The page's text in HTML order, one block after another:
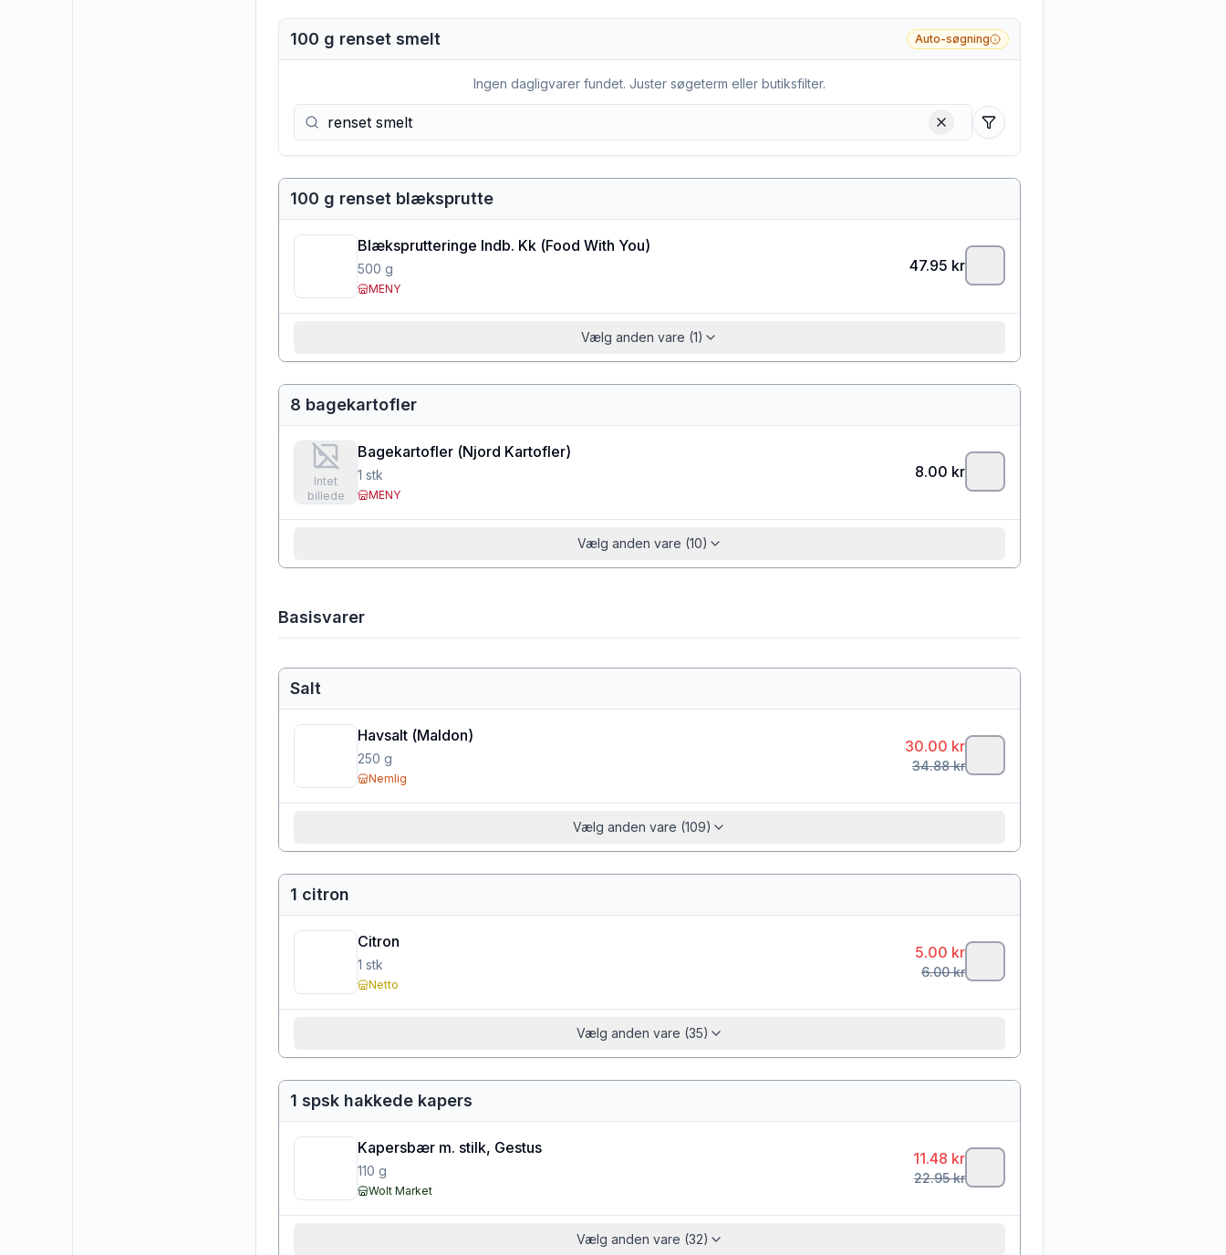
100 g renset smelt Auto-søgning
Ingen dagligvarer fundet. Juster søgeterm eller butiksfilter.
Filtre
100 g renset blæksprutte
Blæksprutteringe Indb. Kk (Food With You)
500 g
MENY
47.95 kr
Vælg anden vare (1)
8 bagekartofler
Intet
billede
Bagekartofler (Njord Kartofler)
1 stk
MENY
8.00 kr
Vælg anden vare (10)
Basisvarer
Salt
Havsalt (Maldon)
250 g
Nemlig
30.00 kr
34.88kr
Vælg anden vare (109)
1 citron
Citron
1 stk
Netto
5.00 kr
6.00kr
Vælg anden vare (35)
1 spsk hakkede kapers
Kapersbær m. stilk, Gestus
110 g
Wolt Market
11.48 kr
22.95kr
Vælg anden vare (32)